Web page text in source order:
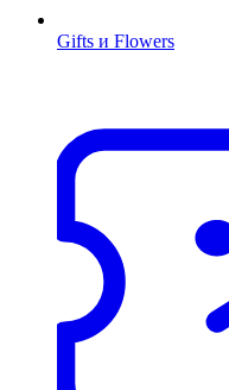
Gifts и Flowers